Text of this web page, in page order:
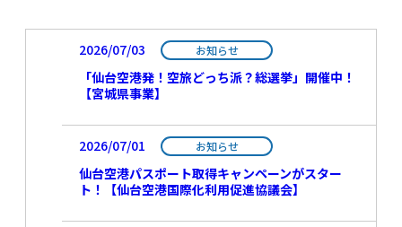
2026/07/03 お知らせ
「仙台空港発！空旅どっち派？総選挙」開催中！
【宮城県事業】
2026/07/01 お知らせ
仙台空港パスポート取得キャンペーンがスター
ト！【仙台空港国際化利用促進協議会】